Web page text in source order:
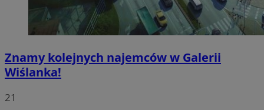
Znamy kolejnych najemców w Galerii
Wiślanka!
21